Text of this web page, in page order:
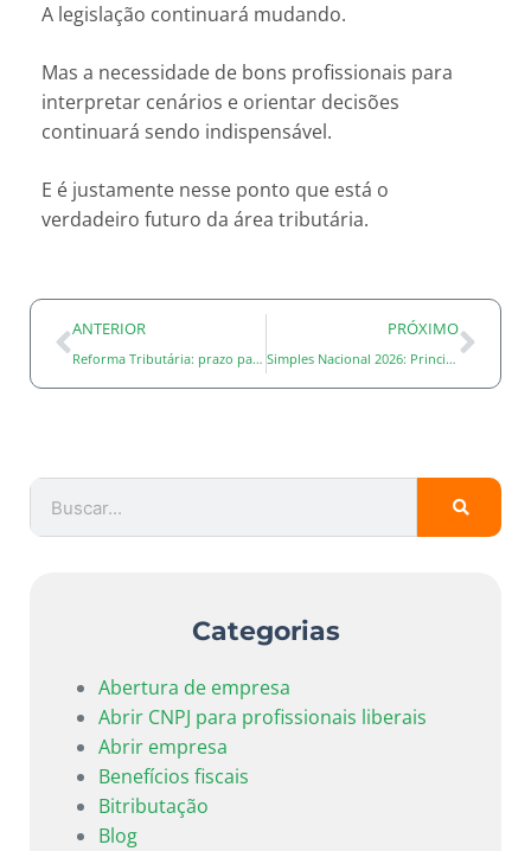
A legislação continuará mudando.
Mas a necessidade de bons profissionais para
interpretar cenários e orientar decisões
continuará sendo indispensável.
E é justamente nesse ponto que está o
verdadeiro futuro da área tributária.
ANTERIOR
Reforma Tributária: prazo para adequação das notas fiscais ao IBS e CBS termina em julho de 2026
PRÓXIMO
Simples Nacional 2026: Principais Dúvidas Sobre a Nova Opção e a Reforma Tributária
Categorias
Abertura de empresa
Abrir CNPJ para profissionais liberais
Abrir empresa
Benefícios fiscais
Bitributação
Blog